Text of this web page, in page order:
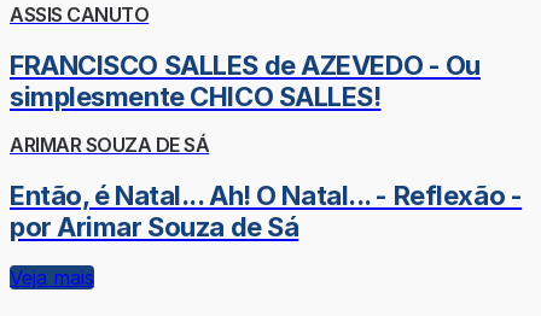
ASSIS CANUTO
FRANCISCO SALLES de AZEVEDO - Ou
simplesmente CHICO SALLES!
ARIMAR SOUZA DE SÁ
Então, é Natal... Ah! O Natal... - Reflexão -
por Arimar Souza de Sá
Veja mais